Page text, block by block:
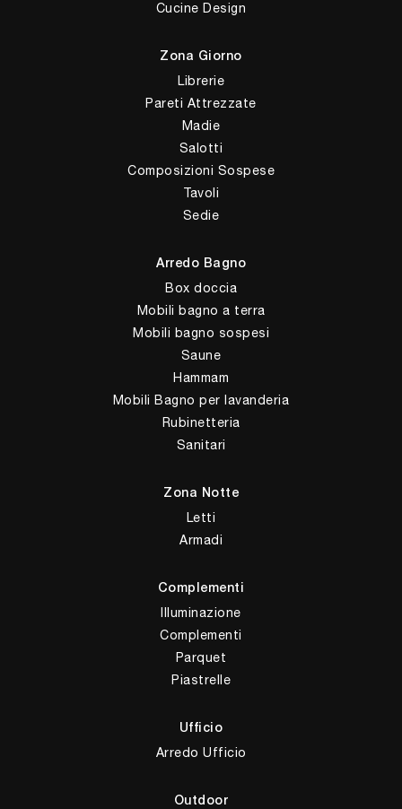
Cucine Design
Zona Giorno
Librerie
Pareti Attrezzate
Madie
Salotti
Composizioni Sospese
Tavoli
Sedie
Arredo Bagno
Box doccia
Mobili bagno a terra
Mobili bagno sospesi
Saune
Hammam
Mobili Bagno per lavanderia
Rubinetteria
Sanitari
Zona Notte
Letti
Armadi
Complementi
Illuminazione
Complementi
Parquet
Piastrelle
Ufficio
Arredo Ufficio
Outdoor